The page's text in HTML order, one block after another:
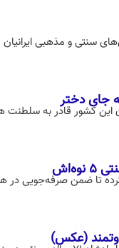
سنتی و مذهبی
جای دختر
(عکس)